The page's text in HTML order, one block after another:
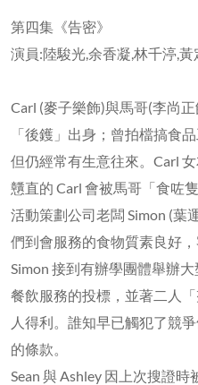
第四集《告密》
演員:陸駿光,余香凝,林千渟,
Carl (麥子樂飾)與馬哥(李尚
「後鑊」出身；曾拍檔搞食
但仍經常有生意往來。Carl
戇直的 Carl 會被馬哥「食咗
活動策劃公司老闆 Simon (葉
們到會服務的食物質素良好
Simon 接到有辦學團體舉辦
餐飲服務的投標，並著二人
人得利。誰知早已觸犯了競
的條款。
Sean 與 Ashley 因上次搜證